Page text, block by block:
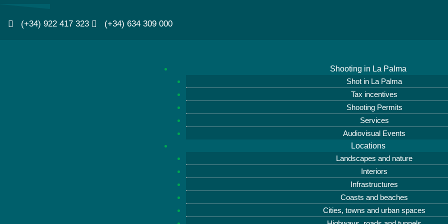
(+34) 922 417 323 (+34) 634 309 000
Shooting in La Palma
Shot in La Palma
Tax incentives
Shooting Permits
Services
Audiovisual Events
Locations
Landscapes and nature
Interiors
Infrastructures
Coasts and beaches
Cities, towns and urban spaces